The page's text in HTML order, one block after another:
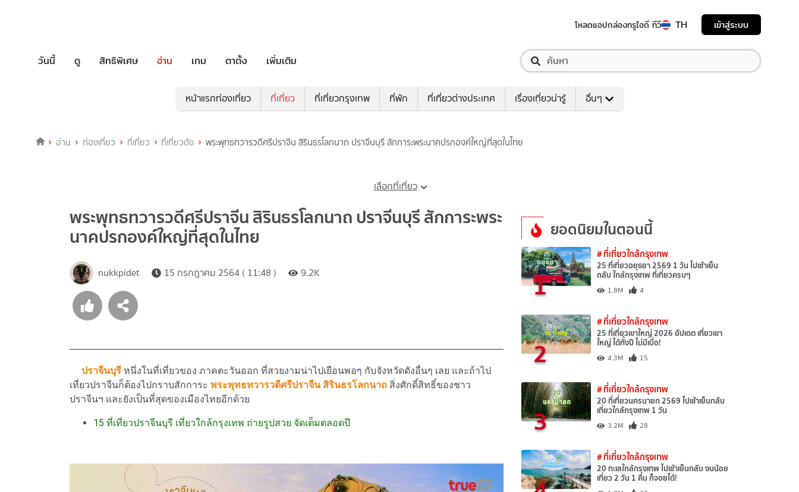
โหลดแอปกล่องทรูไอดี ทีวี TH เข้าสู่ระบบ
วันนี้ ดู สิทธิพิเศษ อ่าน เกม ตาตั้ง เพิ่มเติม
หน้าแรกท่องเที่ยว ที่เที่ยว ที่เที่ยวกรุงเทพ ที่พัก ที่เที่ยวต่างประเทศ เรื่องเที่ยวน่ารู้ อื่นๆ
อ่าน ท่องเที่ยว ที่เที่ยว ที่เที่ยวดัง พระพุทธทวารวดีศรีปราจีน สิรินธรโลกนาถ ปราจีนบุรี สักการะพระนาคปรกองค์ใหญ่ที่สุดในไทย
เลือกที่เที่ยว
พระพุทธทวารวดีศรีปราจีน สิรินธรโลกนาถ ปราจีนบุรี สักการะพระ
นาคปรกองค์ใหญ่ที่สุดในไทย
nukkpidet 15 กรกฎาคม 2564 ( 11:48 ) 9.2K
ปราจีนบุรี หนึ่งในที่เที่ยวของ ภาคตะวันออก ที่สวยงามน่าไปเยือนพอๆ กับจังหวัดดังอื่นๆ เลย และถ้าไป
เที่ยวปราจีนก็ต้องไปกราบสักการะ พระพุทธทวารวดีศรีปราจีน สิรินธรโลกนาถ สิ่งศักดิ์สิทธิ์ของชาว
ปราจีนฯ และยังเป็นที่สุดของเมืองไทยอีกด้วย
15 ที่เที่ยวปราจีนบุรี เที่ยวใกล้กรุงเทพ ถ่ายรูปสวย จัดเต็มตลอดปี
ยอดนิยมในตอนนี้
1
# ที่เที่ยวใกล้กรุงเทพ
25 ที่เที่ยวอยุธยา 2569 1 วัน ไปเช้าเย็น
กลับ ใกล้กรุงเทพ ที่เที่ยวครบๆ
1.8M 4
2
# ที่เที่ยวใกล้กรุงเทพ
25 ที่เที่ยวเขาใหญ่ 2026 อัปเดต เที่ยวเขา
ใหญ่ ได้ทั้งปี ไม่มีเบื่อ!
4.3M 15
3
# ที่เที่ยวใกล้กรุงเทพ
20 ที่เที่ยวนครนายก 2569 ไปเช้าเย็นกลับ
เที่ยวใกล้กรุงเทพ 1 วัน
3.2M 28
# ที่เที่ยวใกล้กรุงเทพ
20 ทะเลใกล้กรุงเทพ ไปเช้าเย็นกลับ งบน้อย
เที่ยว 2 วัน 1 คืน ก็จอยได้!